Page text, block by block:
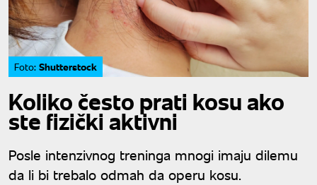
Foto: Shutterstock
Koliko često prati kosu ako
ste fizički aktivni
Posle intenzivnog treninga mnogi imaju dilemu
da li bi trebalo odmah da operu kosu.